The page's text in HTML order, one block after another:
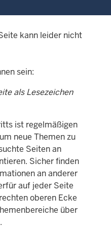
kann leider nicht
sein:
als Lesezeichen
ist regelmäßigen
neue Themen zu
Seiten an
Sicher finden
an anderer
auf jeder Seite
oberen Ecke
über